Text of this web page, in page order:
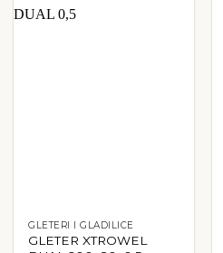
GLETERI I GLADILICE
GLETER XTROWEL